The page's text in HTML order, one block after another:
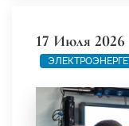
17 Июля 2026